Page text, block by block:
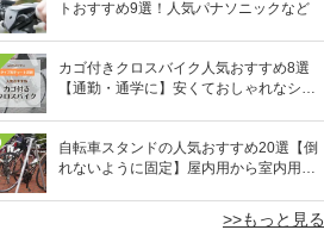
トおすすめ9選！人気パナソニックなど
カゴ付きクロスバイク人気おすすめ8選
【通勤・通学に】安くておしゃれなシテ
自転車スタンドの人気おすすめ20選【倒
れないように固定】屋内用から室内用ま
>>もっと見る